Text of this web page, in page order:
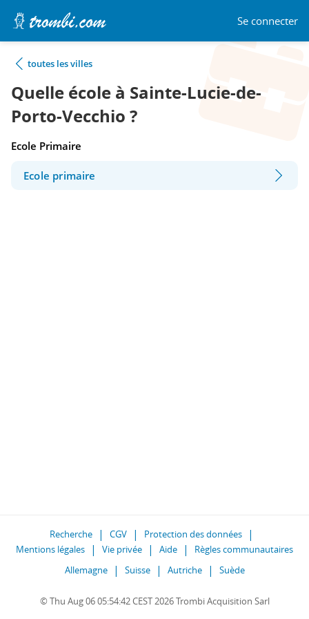
Se connecter
toutes les villes
Quelle école à Sainte-Lucie-de-
Porto-Vecchio ?
Ecole Primaire
Ecole primaire
Recherche CGV
Protection des données
Mentions légales
Vie privée Aide
Règles communautaires
Allemagne
Suisse Autriche Suède
© Thu Aug 06 05:54:42 CEST 2026 Trombi Acquisition Sarl